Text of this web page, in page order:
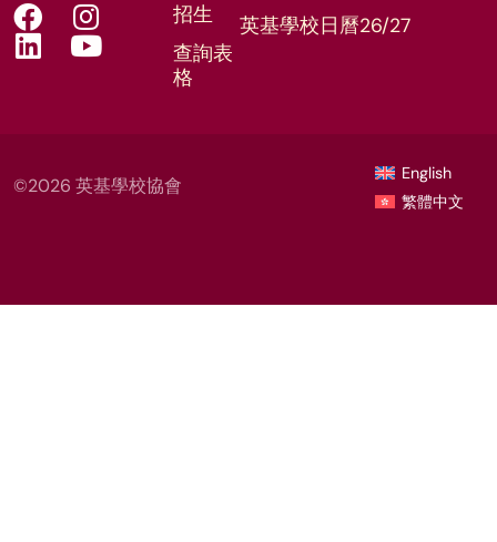
招生
查詢表
格
英基學校日曆26/27
©2026 英基學校協會
English
繁體中文